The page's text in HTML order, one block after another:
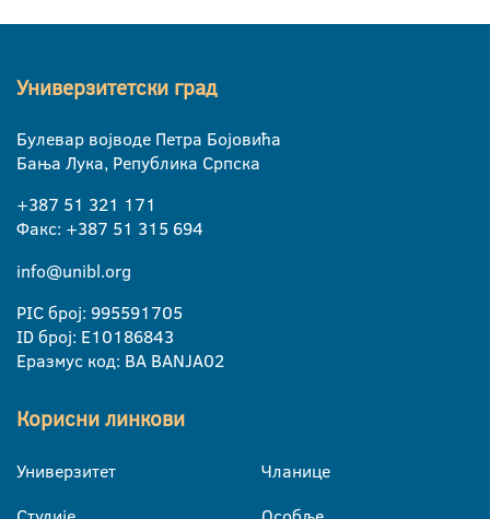
Универзитетски град
Булевар војводе Петра Бојовића
Бања Лука, Република Српска
+387 51 321 171
Факс: +387 51 315 694
info@unibl.org
PIC број: 995591705
ID број: E10186843
Еразмус код: BA BANJA02
Корисни линкови
Универзитет
Чланице